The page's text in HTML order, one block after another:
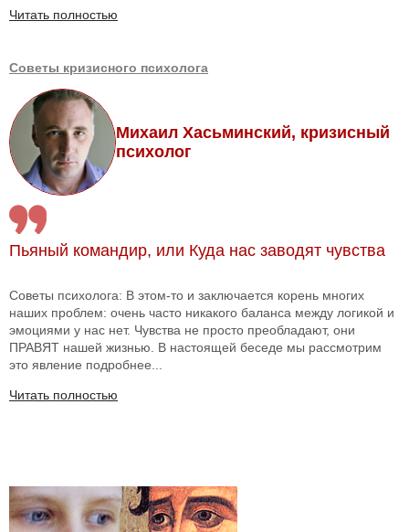
Читать полностью
Советы кризисного психолога
Михаил Хасьминский, кризисный
психолог
Пьяный командир, или Куда нас заводят чувства
Советы психолога: В этом-то и заключается корень многих
наших проблем: очень часто никакого баланса между логикой и
эмоциями у нас нет. Чувства не просто преобладают, они
ПРАВЯТ нашей жизнью. В настоящей беседе мы рассмотрим
это явление подробнее...
Читать полностью